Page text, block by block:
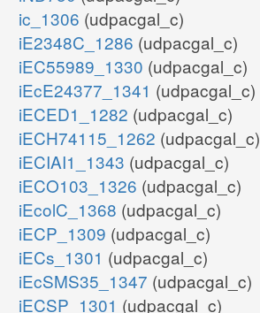
ic_1306 (udpacgal_c)
iE2348C_1286 (udpacgal_c)
iEC55989_1330 (udpacgal_c)
iEcE24377_1341 (udpacgal_c)
iECED1_1282 (udpacgal_c)
iECH74115_1262 (udpacgal_c)
iECIAI1_1343 (udpacgal_c)
iECO103_1326 (udpacgal_c)
iEcolC_1368 (udpacgal_c)
iECP_1309 (udpacgal_c)
iECs_1301 (udpacgal_c)
iEcSMS35_1347 (udpacgal_c)
iECSP_1301 (udpacgal_c)